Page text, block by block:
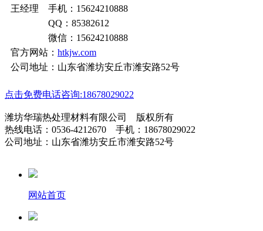
王经理 手机：15624210888
QQ：85382612
微信：15624210888
官方网站： htkjw.com
公司地址：山东省潍坊安丘市潍安路52号
点击免费电话咨询:18678029022
潍坊华瑞热处理材料有限公司 版权所有
热线电话：0536-4212670 手机：18678029022
公司地址：山东省潍坊安丘市潍安路52号
网站首页